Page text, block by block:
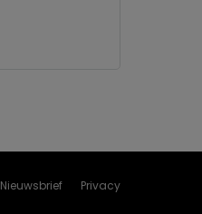
Nieuwsbrief Privacy